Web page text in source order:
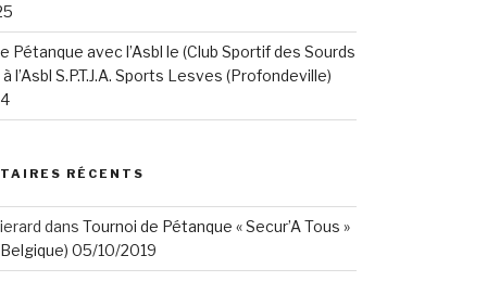
Pétanque avec l’Asbl le (Club Sportif des Sourds
l’Asbl S.P.T.J.A. Sports Lesves (Profondeville)
RÉCENTS
dans Tournoi de Pétanque « Secur’A Tous »
05/10/2019